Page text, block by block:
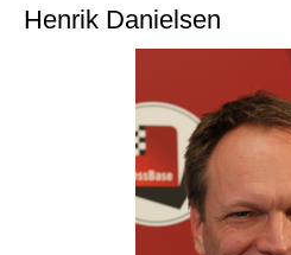
Henrik Danielsen